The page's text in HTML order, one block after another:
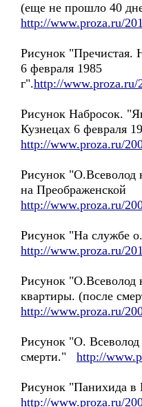
(еще не прошло 40
http://www.proza.ru/
Рисунок "Пречистая.
6 февраля 1985
г".http://www.proza.ru/
Рисунок Набросок.
Кузнецах 6 февраля
http://www.proza.ru/
Рисунок "О.Всеволод
на Преображенской
http://www.proza.ru/
Рисунок "На службе
http://www.proza.ru/
Рисунок "О.Всеволод
квартиры. (после
http://www.proza.ru/
Рисунок "О.
смерти." http://
Рисунок "Панихида в
http://www.proza.ru/